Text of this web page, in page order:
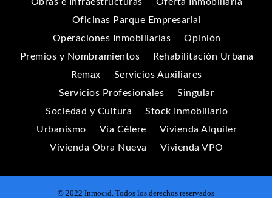
Oficinas Parque Empresarial
Operaciones Inmobiliarias
Opinión
Premios y Nombramientos
Rehabilitación Urbana
Remax
Servicios Auxiliares
Servicios Profesionales
Singular
Sociedad y Cultura
Stock Inmobiliario
Urbanismo
Vía Célere
Vivienda Alquiler
Vivienda Obra Nueva
Vivienda VPO
© 2022 Inmocid. Todos los derechos reservados